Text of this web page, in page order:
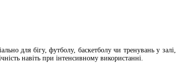
для бігу, футболу, баскетболу чи тренувань у залі,
навіть при інтенсивному використанні.